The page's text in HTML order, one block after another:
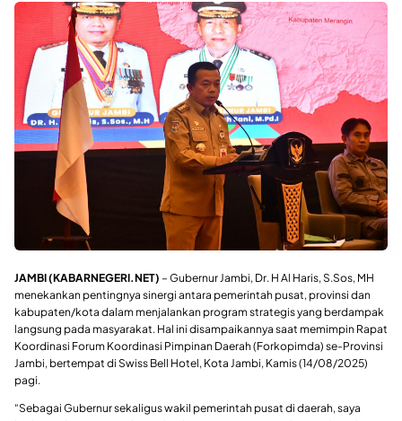
JAMBI (KABARNEGERI.NET) – Gubernur Jambi, Dr. H Al Haris, S.Sos, MH
menekankan pentingnya sinergi antara pemerintah pusat, provinsi dan
kabupaten/kota dalam menjalankan program strategis yang berdampak
langsung pada masyarakat. Hal ini disampaikannya saat memimpin Rapat
Koordinasi Forum Koordinasi Pimpinan Daerah (Forkopimda) se-Provinsi
Jambi, bertempat di Swiss Bell Hotel, Kota Jambi, Kamis (14/08/2025)
pagi.
“Sebagai Gubernur sekaligus wakil pemerintah pusat di daerah, saya